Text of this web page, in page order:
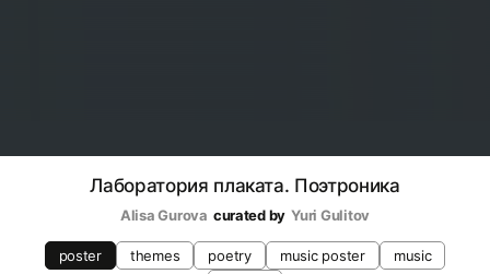
Лаборатория плаката. Поэтроника
Alisa Gurova curated by Yuri Gulitov
poster themes poetry music poster
music